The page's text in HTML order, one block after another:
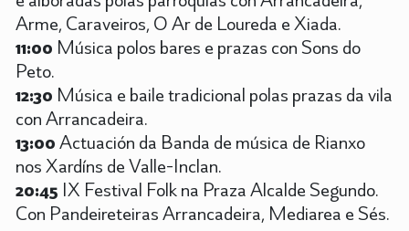
Arme, Caraveiros, O Ar de Loureda e Xiada.
11:00 Música polos bares e prazas con Sons do
Peto.
12:30 Música e baile tradicional polas prazas da vila
con Arrancadeira.
13:00Actuación da Banda de música de Rianxo
nos Xardíns de Valle-Inclan.
20:45 IX Festival Folk na Praza Alcalde Segundo.
Con Pandeireteiras Arrancadeira, Mediarea e Sés.